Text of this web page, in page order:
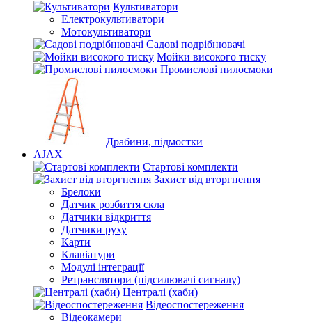
Культиватори
Електрокультиватори
Мотокультиватори
Садові подрібнювачі
Мойки високого тиску
Промислові пилосмоки
Драбини, підмостки
AJAX
Стартові комплекти
Захист від вторгнення
Брелоки
Датчик розбиття скла
Датчики відкриття
Датчики руху
Карти
Клавіатури
Модулі інтеграції
Ретранслятори (підсилювачі сигналу)
Централі (хаби)
Відеоспостереження
Відеокамери